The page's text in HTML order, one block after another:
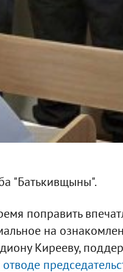
"Батькивщыны".
поправить
на
Кирееву,